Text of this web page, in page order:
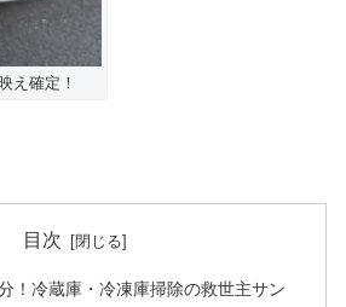
え確定！
目次
！冷蔵庫・冷凍庫掃除の救世主サン